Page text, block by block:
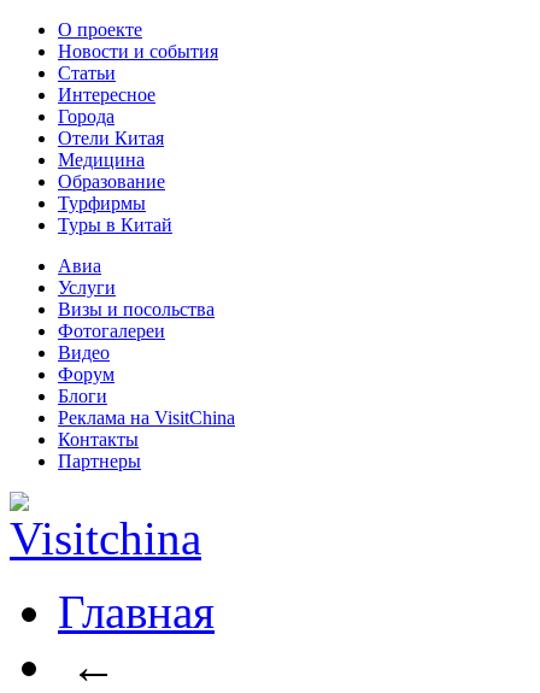
О проекте
Новости и события
Статьи
Интересное
Города
Отели Китая
Медицина
Образование
Турфирмы
Туры в Китай
Авиа
Услуги
Визы и посольства
Фотогалереи
Видео
Форум
Блоги
Реклама на VisitChina
Контакты
Партнеры
Главная
←